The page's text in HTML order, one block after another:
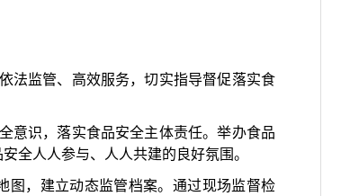
法监管、高效服务，切实指导督促落实食
识，落实食品安全主体责任。举办食品
全人人参与、人人共建的良好氛围。
图，建立动态监管档案。通过现场监督检